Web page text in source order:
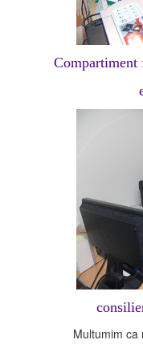
Compartiment
Multumim ca